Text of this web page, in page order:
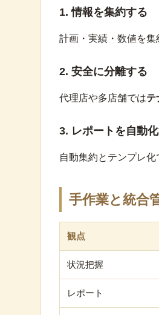
1. 情報を集約する
計画・実績・数値を
2. 安全に分離する
代理店や多店舗ではテ
3. レポートを自動
自動集約とテンプレ
手作業と統合
観点
状況把握
レポート